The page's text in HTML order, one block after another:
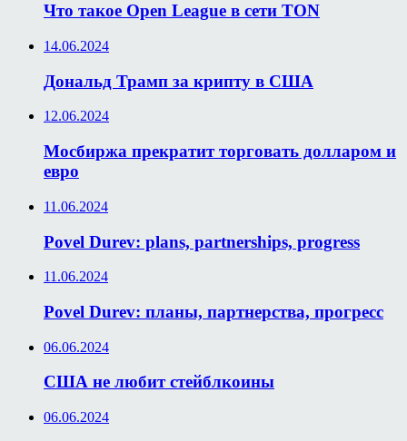
Что такое Open League в сети TON
14.06.2024
Дональд Трамп за крипту в США
12.06.2024
Мосбиржа прекратит торговать долларом и
евро
11.06.2024
Povel Durev: plans, partnerships, progress
11.06.2024
Povel Durev: планы, партнерства, прогресс
06.06.2024
США не любит стейблкоины
06.06.2024